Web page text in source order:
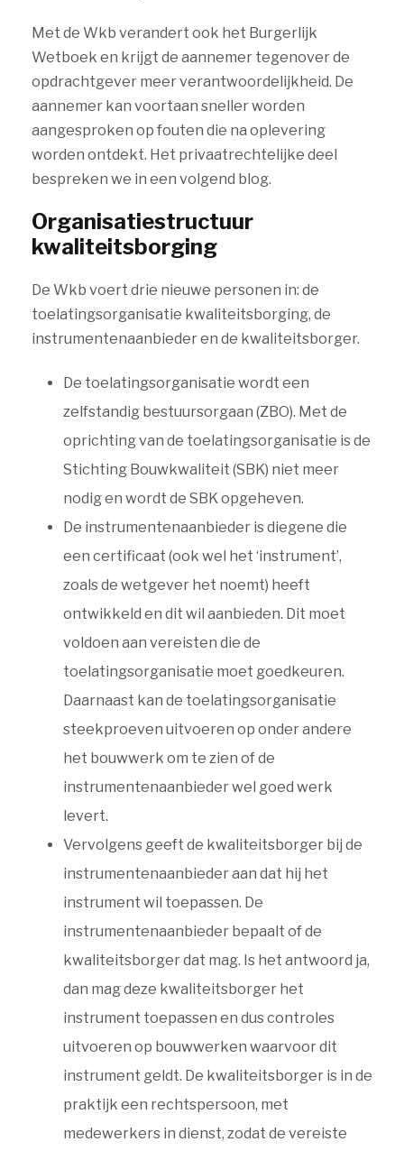
Met de Wkb verandert ook het Burgerlijk
Wetboek en krijgt de aannemer tegenover de
opdrachtgever meer verantwoordelijkheid. De
aannemer kan voortaan sneller worden
aangesproken op fouten die na oplevering
worden ontdekt. Het privaatrechtelijke deel
bespreken we in een volgend blog.
Organisatiestructuur
kwaliteitsborging
De Wkb voert drie nieuwe personen in: de
toelatingsorganisatie kwaliteitsborging, de
instrumentenaanbieder en de kwaliteitsborger.
De toelatingsorganisatie wordt een
zelfstandig bestuursorgaan (ZBO). Met de
oprichting van de toelatingsorganisatie is de
Stichting Bouwkwaliteit (SBK) niet meer
nodig en wordt de SBK opgeheven.
De instrumentenaanbieder is diegene die
een certificaat (ook wel het ‘instrument’,
zoals de wetgever het noemt) heeft
ontwikkeld en dit wil aanbieden. Dit moet
voldoen aan vereisten die de
toelatingsorganisatie moet goedkeuren.
Daarnaast kan de toelatingsorganisatie
steekproeven uitvoeren op onder andere
het bouwwerk om te zien of de
instrumentenaanbieder wel goed werk
levert.
Vervolgens geeft de kwaliteitsborger bij de
instrumentenaanbieder aan dat hij het
instrument wil toepassen. De
instrumentenaanbieder bepaalt of de
kwaliteitsborger dat mag. Is het antwoord ja,
dan mag deze kwaliteitsborger het
instrument toepassen en dus controles
uitvoeren op bouwwerken waarvoor dit
instrument geldt. De kwaliteitsborger is in de
praktijk een rechtspersoon, met
medewerkers in dienst, zodat de vereiste